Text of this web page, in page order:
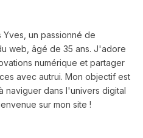
Yves, un passionné de
web, âgé de 35 ans. J'adore
numérique et partager
avec autrui. Mon objectif est
naviguer dans l'univers digital
sur mon site !